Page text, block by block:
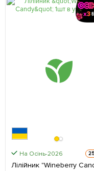
На Осінь-2026
Лілійник "Wineberry